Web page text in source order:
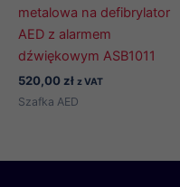
metalowa na defibrylator
AED z alarmem
dźwiękowym ASB1011
520,00 zł z VAT
Szafka AED